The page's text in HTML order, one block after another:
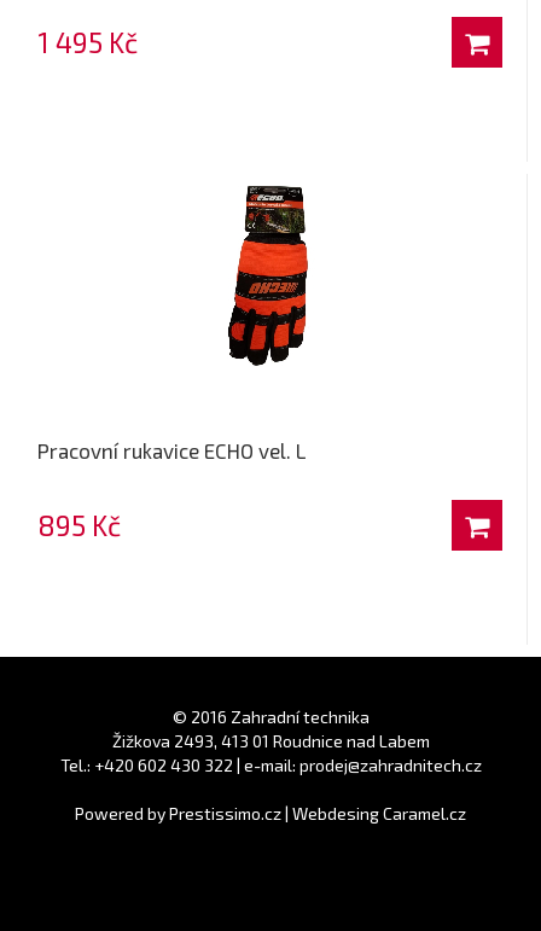
1 495 Kč
Pracovní rukavice ECHO vel. L
895 Kč
© 2016 Zahradní technika
Žižkova 2493, 413 01 Roudnice nad Labem
Tel.: +420 602 430 322 | e-mail: prodej@zahradnitech.cz
Powered byPrestissimo.cz| Webdesing Caramel.cz